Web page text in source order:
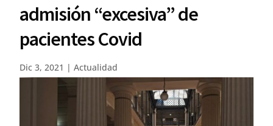
admisión “excesiva” de
pacientes Covid
Dic 3, 2021 |Actualidad